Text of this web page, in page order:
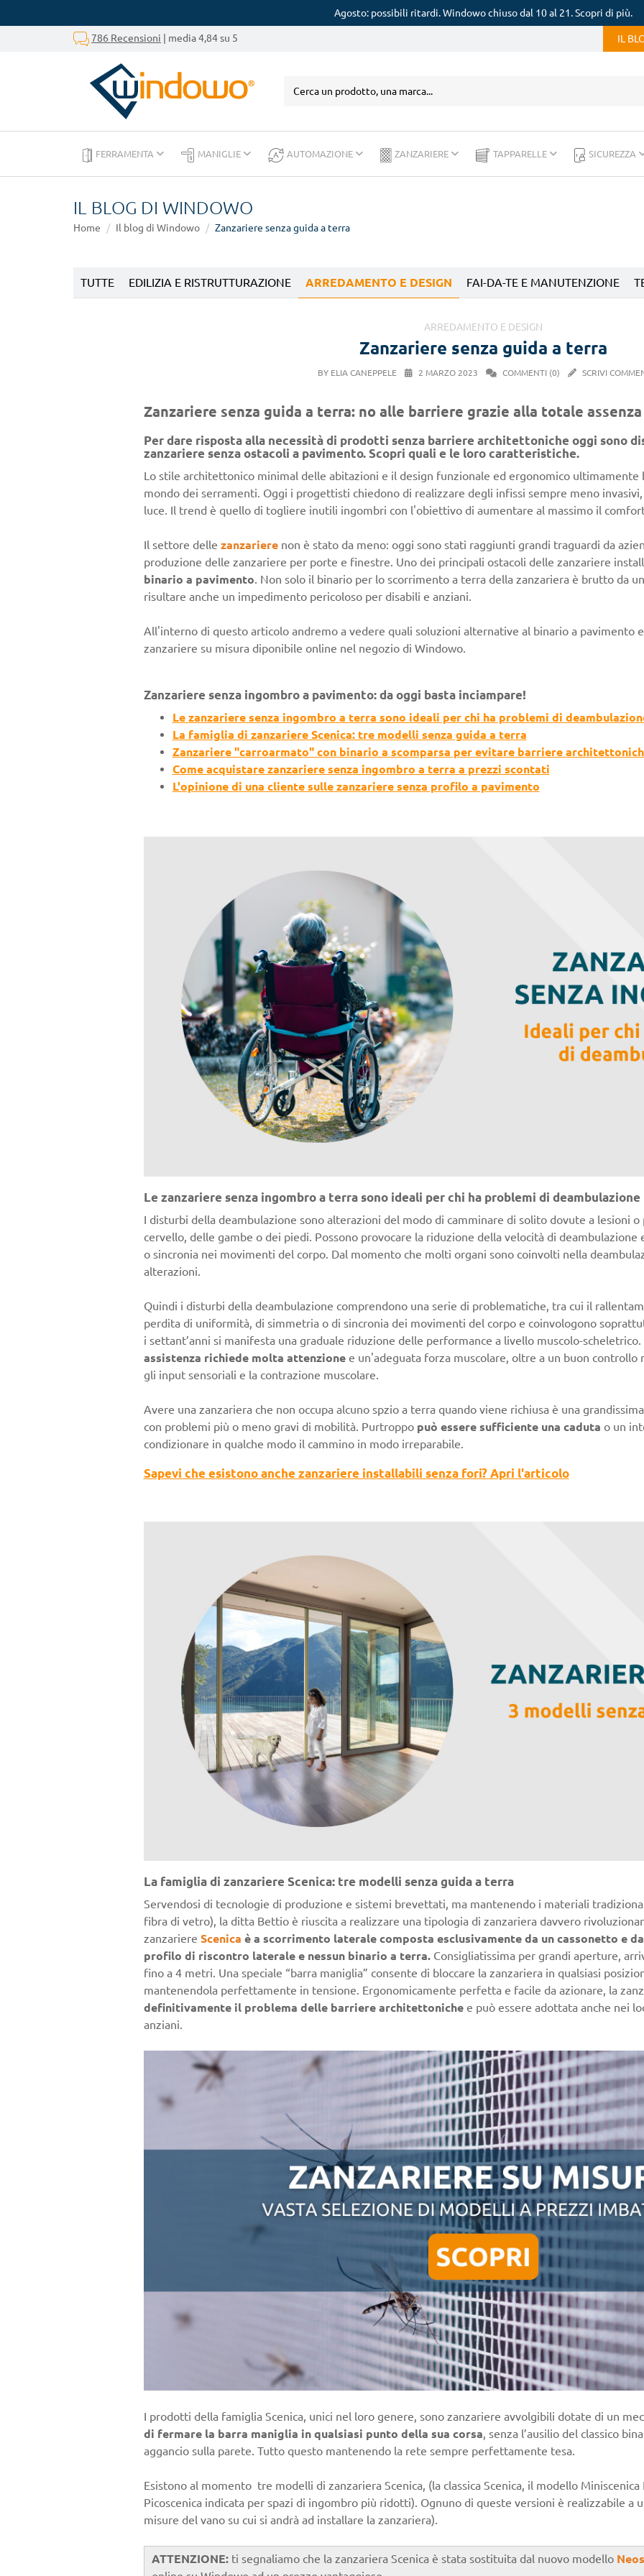
Agosto: possibili ritardi. Windowo chiuso dal 10 al 21. Scopri di più.
786 Recensioni | media 4,84 su 5 IL
FERRAMENTA MANIGLIE AUTOMAZIONE ZANZARIERE TAPPARELLE SICUREZZA
IL BLOG DI WINDOWO
Home Il blog di Windowo Zanzariere senza guida a terra
TUTTE EDILIZIA E RISTRUTTURAZIONE ARREDAMENTO E DESIGN FAI-DA-TE E MANUTENZIONE
ARREDAMENTO E DESIGN
Zanzariere senza guida a terra
BY ELIA CANEPPELE 2 MARZO 2023 COMMENTI (0) SCRIVI
Zanzariere senza guida a terra: no alle barriere grazie alla totale
Per dare risposta alla necessità di prodotti senza barriere architettoniche oggi sono
zanzariere senza ostacoli a pavimento. Scopri quali e le loro caratteristiche.
Lo stile architettonico minimal delle abitazioni e il design funzionale ed ergonomico ultimamente
mondo dei serramenti. Oggi i progettisti chiedono di realizzare degli infissi sempre meno
luce. Il trend è quello di togliere inutili ingombri con l'obiettivo di aumentare al massimo il
Il settore delle zanzarierenon è stato da meno: oggi sono stati raggiunti grandi traguardi da
produzione delle zanzariere per porte e finestre. Uno dei principali ostacoli delle zanzariere
binario a pavimento. Non solo il binario per lo scorrimento a terra della zanzariera è brutto da
risultare anche un impedimento pericoloso per disabili e anziani.
All'interno di questo articolo andremo a vedere quali soluzioni alternative al binario a
zanzariere su misura diponibile online nel negozio di Windowo.
Zanzariere senza ingombro a pavimento: da oggi basta inciampare!
Le zanzariere senza ingombro a terra sono ideali per chi ha problemi di
La famiglia di zanzariere Scenica: tre modelli senza guida a terra
Zanzariere "carroarmato" con binario a scomparsa per evitare barriere
Come acquistare zanzariere senza ingombro a terra a prezzi scontati
L'opinione di una cliente sulle zanzariere senza profilo a pavimento
Le zanzariere senza ingombro a terra sono ideali per chi ha problemi di deambulazione
I disturbi della deambulazione sono alterazioni del modo di camminare di solito dovute a lesioni
cervello, delle gambe o dei piedi. Possono provocare la riduzione della velocità di
o sincronia nei movimenti del corpo. Dal momento che molti organi sono coinvolti nella
alterazioni.
Quindi i disturbi della deambulazione comprendono una serie di problematiche, tra cui il
perdita di uniformità, di simmetria o di sincronia dei movimenti del corpo e coinvologono
i settant’anni si manifesta una graduale riduzione delle performance a livello muscolo-
assistenza richiede molta attenzionee un'adeguata forza muscolare, oltre a un buon controllo
gli input sensoriali e la contrazione muscolare.
Avere una zanzariera che non occupa alcuno spzio a terra quando viene richiusa è una
con problemi più o meno gravi di mobilità. Purtroppo può essere sufficiente una caduta o un
condizionare in qualche modo il cammino in modo irreparabile.
Sapevi che esistono anche zanzariere installabili senza fori? Apri l'articolo
La famiglia di zanzariere Scenica: tre modelli senza guida a terra
Servendosi di tecnologie di produzione e sistemi brevettati, ma mantenendo i materiali
fibra di vetro), la ditta Bettio è riuscita a realizzare una tipologia di zanzariera davvero
zanzariere Scenica è a scorrimento laterale composta esclusivamente da un cassonetto e
profilo di riscontro laterale e nessun binario a terra.Consigliatissima per grandi aperture,
fino a 4 metri. Una speciale “barra maniglia” consente di bloccare la zanzariera in qualsiasi
mantenendola perfettamente in tensione. Ergonomicamente perfetta e facile da azionare, la
definitivamente il problema delle barriere architettonichee può essere adottata anche nei
anziani.
I prodotti della famiglia Scenica, unici nel loro genere, sono zanzariere avvolgibili dotate di un
di fermare la barra maniglia in qualsiasi punto della sua corsa , senza l’ausilio del classico
aggancio sulla parete. Tutto questo mantenendo la rete sempre perfettamente tesa.
Esistono al momento tre modelli di zanzariera Scenica, (la classica Scenica, il modello
Picoscenica indicata per spazi di ingombro più ridotti). Ognuno di queste versioni è realizzabile a
misure del vano su cui si andrà ad installare la zanzariera).
ATTENZIONE:ti segnaliamo che la zanzariera Scenica è stata sostituita dal nuovo modello